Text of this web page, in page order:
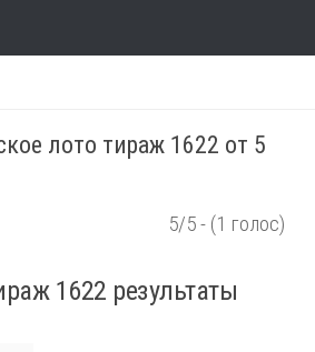
лото тираж 1622 от 5
5/5 - (1 голос)
1622 результаты